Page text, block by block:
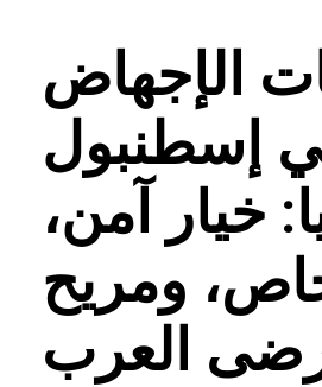
الإجهاض
إسطنبول
خيار آمن،
ومريح
العرب